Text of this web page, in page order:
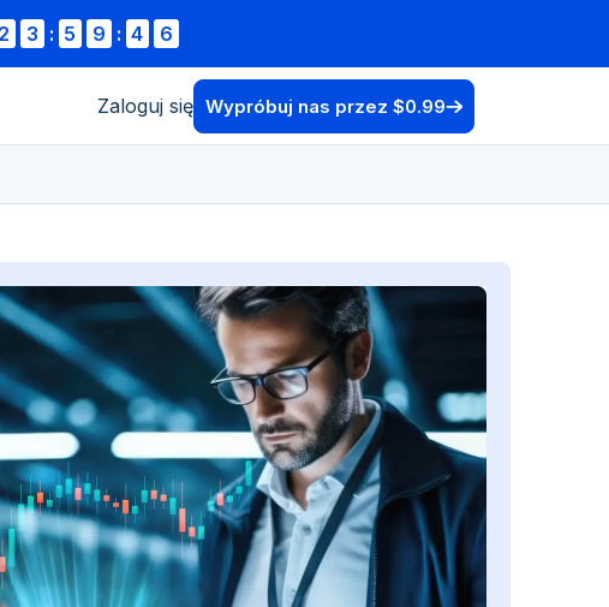
2 3 : 5 9 : 4 4
Zaloguj się Wypróbuj nas przez $0.99